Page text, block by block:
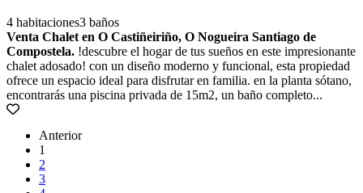
4 habitaciones3 baños
Venta Chalet en O Castiñeiriño, O Nogueira Santiago de
Compostela. !descubre el hogar de tus sueños en este impresionante
chalet adosado! con un diseño moderno y funcional, esta propiedad
ofrece un espacio ideal para disfrutar en familia. en la planta sótano,
encontrarás una piscina privada de 15m2, un baño completo...
Anterior
1
2
3